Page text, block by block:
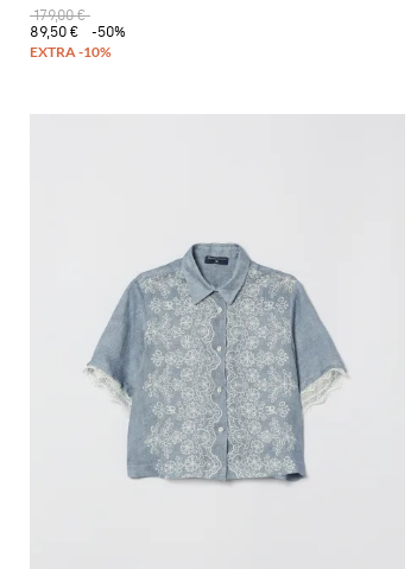
179,00 €
89,50 €
-50%